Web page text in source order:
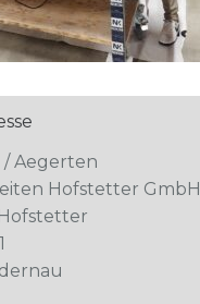
/ Aegerten
Hofstetter GmbH